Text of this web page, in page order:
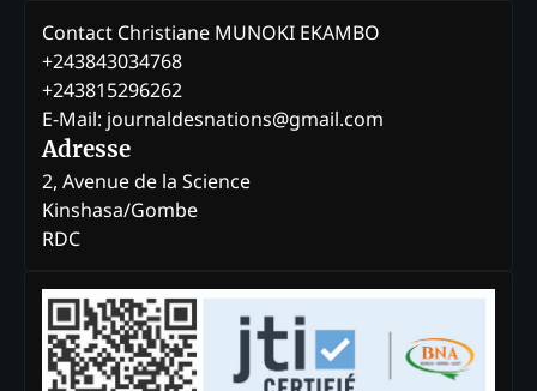
Contact Christiane MUNOKI EKAMBO
+243843034768
+243815296262
E-Mail: journaldesnations@gmail.com
Adresse
2, Avenue de la Science
Kinshasa/Gombe
RDC